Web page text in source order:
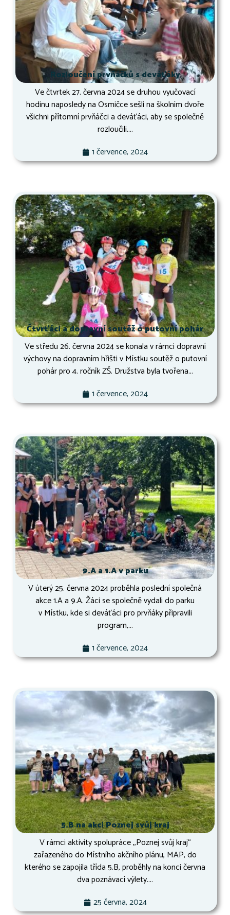
Rozloučení prvňáčků s deváťáky
Ve čtvrtek 27. června 2024 se druhou vyučovací
hodinu naposledy na Osmičce sešli na školním dvoře
všichni přítomní prvňáčci a deváťáci, aby se společně
rozloučili....
1 července, 2024
Čtvrťáci a dopravní soutěž o putovní pohár
Ve středu 26. června 2024 se konala v rámci dopravní
výchovy na dopravním hřišti v Místku soutěž o putovní
pohár pro 4. ročník ZŠ. Družstva byla tvořena...
1 července, 2024
9.A a 1.A v parku
V úterý 25. června 2024 proběhla poslední společná
akce 1.A a 9.A. Žáci se společně vydali do parku
v Místku, kde si deváťáci pro prvňáky připravili
program,...
1 července, 2024
5.B na akci Poznej svůj kraj
V rámci aktivity spolupráce ,,Poznej svůj kraj“
zařazeného do Místního akčního plánu, MAP, do
kterého se zapojila třída 5.B, proběhly na konci června
dva poznávací výlety....
25 června, 2024